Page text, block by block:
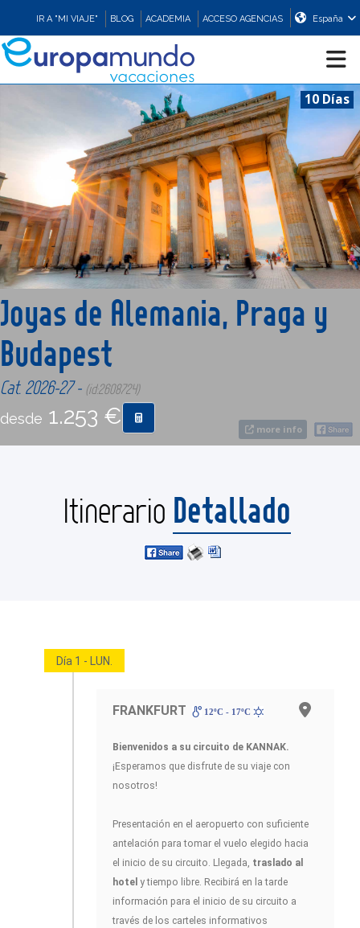
IR A "MI VIAJE" BLOG ACADEMIA ACCESO AGENCIAS España
CRUCEROS
EUROPA
ASIA
ORIENTE
PROMOCIONES
CONTACTO
10 Días
more info
Joyas de Alemania, Praga y
Budapest
Cat. 2026-27 - (id:2608724)
desde 1.253 €
Itinerario Detallado
Día 1 - LUN.
FRANKFURT 12ºC - 17ºC
Bienvenidos a su circuito de KANNAK.
¡Esperamos que disfrute de su viaje con
nosotros!
Presentación en el aeropuerto con suficiente
antelación para tomar el vuelo elegido hacia
el inicio de su circuito. Llegada, traslado al
hotel y tiempo libre. Recibirá en la tarde
información para el inicio de su circuito a
través de los carteles informativos